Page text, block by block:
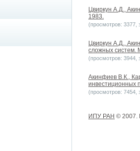
Цвиркун А.Д.,
1983.
(просмотров: 3377,
Цвиркун А.Д.,
сложных систем.
(просмотров: 3944,
Акинфиев В.К.,
инвестиционных
(просмотров: 7454,
ИПУ РАН © 2007.